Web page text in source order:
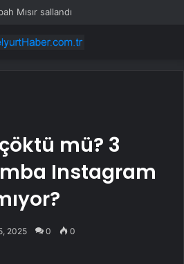
Mısır sallandı
mü? 3
Instagram
2025 0 0